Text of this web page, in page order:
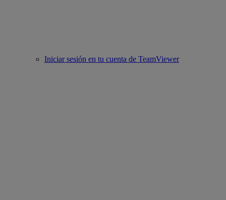
Iniciar sesión en tu cuenta de TeamViewer